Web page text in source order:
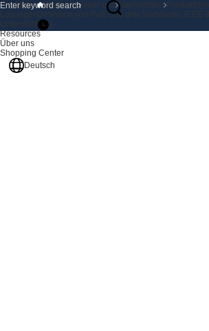
Produkte
Lösungen
Unterstützung
Resources
Über uns
Shopping Center
Deutsch
Startseite Über uns Nachrichten
Definition von PoE und drei Standards: IEEE